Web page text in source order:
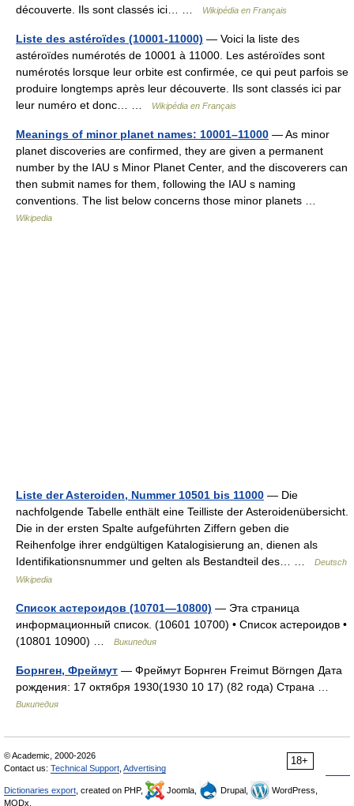
découverte. Ils sont classés ici… …
Wikipédia en Français
Liste des astéroïdes (10001-11000) — Voici la liste des
astéroïdes numérotés de 10001 à 11000. Les astéroïdes sont
numérotés lorsque leur orbite est confirmée, ce qui peut parfois se
produire longtemps après leur découverte. Ils sont classés ici par
leur numéro et donc… …
Wikipédia en Français
Meanings of minor planet names: 10001–11000 — As minor
planet discoveries are confirmed, they are given a permanent
number by the IAU s Minor Planet Center, and the discoverers can
then submit names for them, following the IAU s naming
conventions. The list below concerns those minor planets …
Wikipedia
Liste der Asteroiden, Nummer 10501 bis 11000 — Die
nachfolgende Tabelle enthält eine Teilliste der Asteroidenübersicht.
Die in der ersten Spalte aufgeführten Ziffern geben die
Reihenfolge ihrer endgültigen Katalogisierung an, dienen als
Identifikationsnummer und gelten als Bestandteil des… …
Deutsch
Wikipedia
Список астероидов (10701—10800) — Эта страница
информационный список. (10601 10700) • Список астероидов •
(10801 10900) …
Википедия
Борнген, Фреймут — Фреймут Борнген Freimut Börngen Дата
рождения: 17 октября 1930(1930 10 17) (82 года) Страна …
Википедия
18+
© Academic, 2000-2026
Contact us: Technical Support Advertising
Dictionaries export , created on PHP, Joomla, Drupal,
WordPress,
MODx.